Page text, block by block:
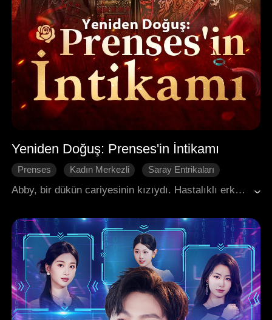
Yeniden Doğuş: Prenses'in İntikamı
Prenses Kadın Merkezli
Saray Entrikaları
Tarihi Romantizm
Abby, bir dükün cariyesinin kızıydı. Hastalıklı erkek kardeşinin unvanını korumak için onun kimliğine büründü ve orduda cesurca savaşarak büyük takdir kazandı. Tam general olarak atanacağı sırada, şan ve şöhret düşkünü kardeşi onu evliliğe zorladı. Öfke ve pişmanlık içinde hayata veda eden Abby, mucizevi bir şekilde bir prenses olarak yeniden doğdu. Şimdi intikam yolculuğuna çıkmaya hazırlanıyor.